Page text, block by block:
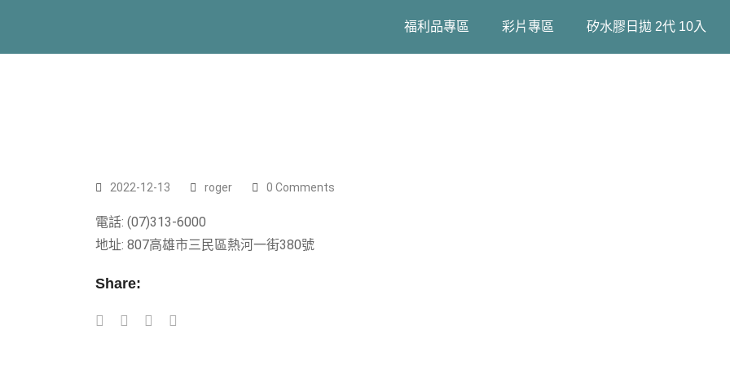
福利品專區 彩片專區 矽水膠日拋 2代 10入
2022-12-13 roger 0 Comments
電話: (07)313-6000
地址: 807高雄市三民區熱河一街380號
Share: